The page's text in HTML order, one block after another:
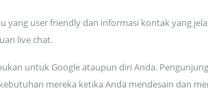
yang user friendly dan informasi kontak yang
live chat.
untuk Google ataupun diri Anda.
mereka ketika Anda mendesain dan